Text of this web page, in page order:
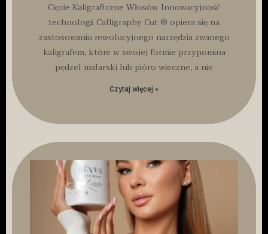
Cięcie Kaligraficzne Włosów Innowacyjność
technologii Calligraphy Cut ® opiera się na
zastosowaniu rewolucyjnego narzędzia zwanego
kaligrafem, które w swojej formie przypomina
pędzel malarski lub pióro wieczne, a nie
Czytaj więcej »